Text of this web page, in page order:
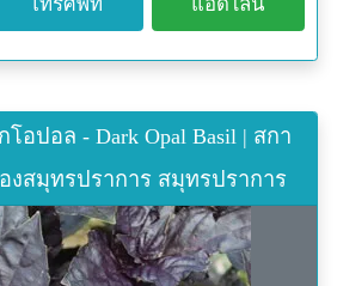
(ช่วงพักทานข้าวเที่ยง และ
wp-
02/Basil-Purple-Ruffles.jpg
อปอล - Dark Opal Basil | สกา
งสมุทรปราการ สมุทรปราการ